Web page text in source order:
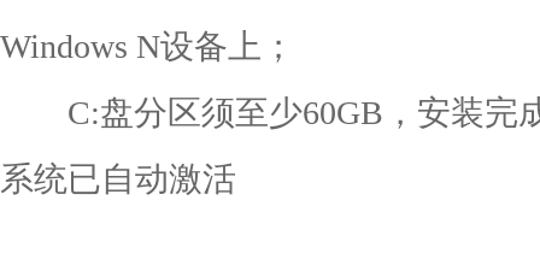
Windows N设备上；
C:盘分区须至少60GB，安装完
系统已自动激活